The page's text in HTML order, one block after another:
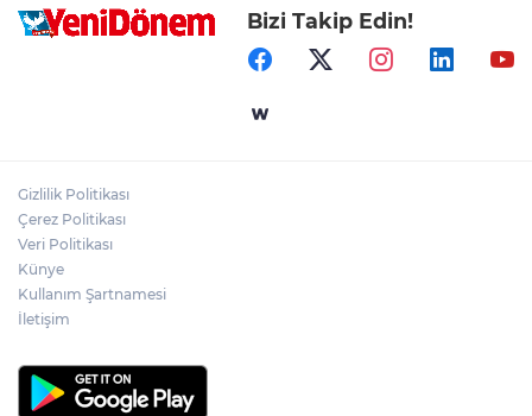
Bizi Takip Edin!
Gizlilik Politikası
Çerez Politikası
Veri Politikası
Künye
Kullanım Şartnamesi
İletişim